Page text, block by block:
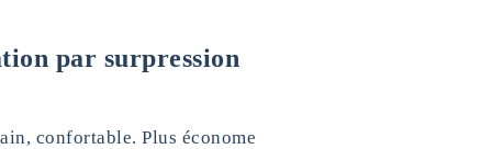
par surpression
confortable. Plus économe